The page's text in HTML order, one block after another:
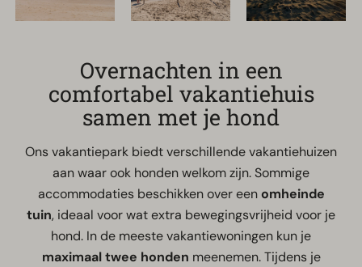
Overnachten in een
comfortabel vakantiehuis
samen met je hond
Ons vakantiepark biedt verschillende vakantiehuizen
aan waar ook honden welkom zijn. Sommige
accommodaties beschikken over eenomheinde
tuin, ideaal voor wat extra bewegingsvrijheid voor je
hond. In de meeste vakantiewoningen kun je
maximaal twee honden meenemen. Tijdens je